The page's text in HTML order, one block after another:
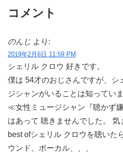
コメント
のんじ より:
2019年2月6日 11:59 PM
シェリル クロウ 好きです。
僕は 54才のおじさんですが、シ
ジシャンがいることは知ってい
≪女性ミュージシャン『聴かず
はあって 聴きませんでした。
best ofシェリル クロウを聴いた
ウンド、ボーカル、、、